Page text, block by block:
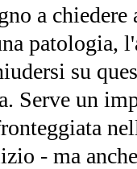
a
patologia,
su
Serve un
- ma